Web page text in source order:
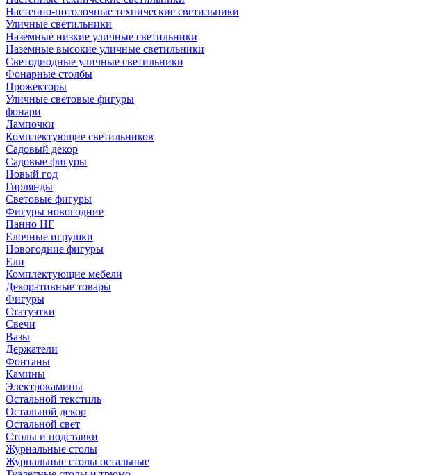
Настенно-потолочные технические светильники
Уличные светильники
Наземные низкие уличные светильники
Наземные высокие уличные светильники
Светодиодные уличные светильники
Фонарные столбы
Прожекторы
Уличные световые фигуры
фонари
Лампочки
Комплектующие светильников
Садовый декор
Садовые фигуры
Новый год
Гирлянды
Световые фигуры
Фигуры новогодние
Панно НГ
Елочные игрушки
Новогодние фигуры
Ели
Комплектующие мебели
Декоративные товары
Фигуры
Статуэтки
Свечи
Вазы
Держатели
Фонтаны
Камины
Электрокамины
Остальной текстиль
Остальной декор
Остальной свет
Столы и подставки
Журнальные столы
Журнальные столы остальные